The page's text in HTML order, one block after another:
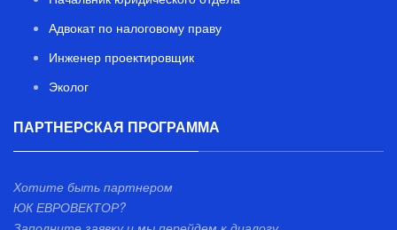
Адвокат по налоговому праву
Инженер проектировщик
Эколог
ПАРТНЕРСКАЯ ПРОГРАММА
Хотите быть партнером
ЮК ЕВРОВЕКТОР?